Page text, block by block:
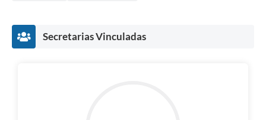
Secretarias Vinculadas